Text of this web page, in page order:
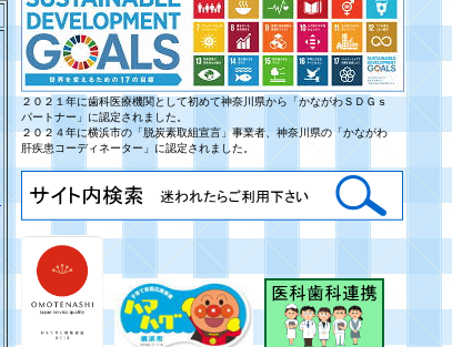
２０２１年に歯科医療機関として初めて神奈川県から「かながわＳＤＧｓ
パートナー」に認定されました。
２０２４年に横浜市の「脱炭素取組宣言」事業者、神奈川県の「かながわ
肝疾患コーディネーター」に認定されました。